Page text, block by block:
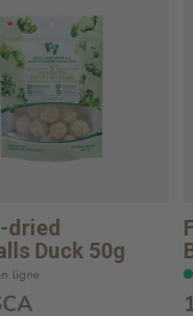
dried
Duck 50g
ligne